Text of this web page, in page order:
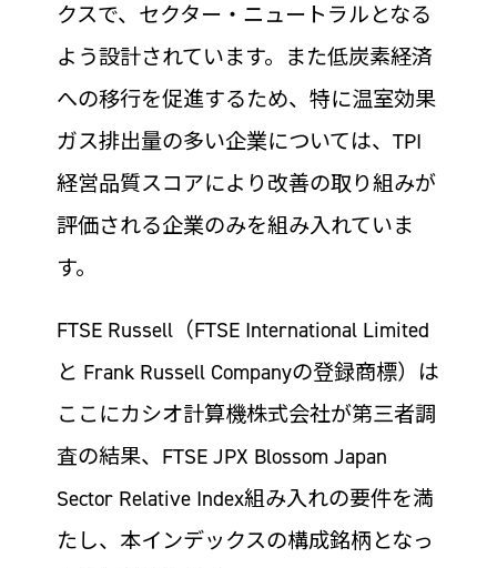
クスで、セクター・ニュートラルとなる
よう設計されています。また低炭素経済
への移行を促進するため、特に温室効果
ガス排出量の多い企業については、TPI
経営品質スコアにより改善の取り組みが
評価される企業のみを組み入れていま
す。
FTSE Russell（FTSE International Limited
と Frank Russell Companyの登録商標）は
ここにカシオ計算機株式会社が第三者調
査の結果、FTSE JPX Blossom Japan
Sector Relative Index組み入れの要件を満
たし、本インデックスの構成銘柄となっ